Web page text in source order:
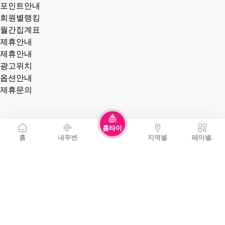
홈 내주변
홈타이
지역별
테마별.
포인트안내
회원별랭킹
월간집계표
제휴안내
제휴안내
광고위치
옵션안내
제휴문의